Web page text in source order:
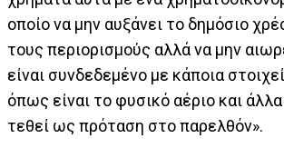
οποίο να μην αυξάνει το δημόσιο
τους περιορισμούς αλλά να μην
είναι συνδεδεμένο με κάποια
όπως είναι το φυσικό αέριο και
τεθεί ως πρόταση στο παρελθόν».